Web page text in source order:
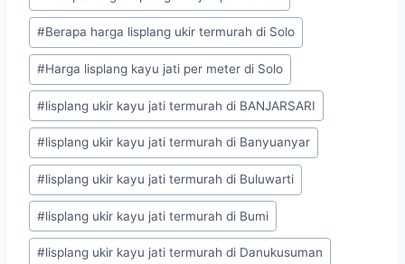
#Berapa harga lisplang ukir termurah di Solo
#Harga lisplang kayu jati per meter di Solo
#lisplang ukir kayu jati termurah di BANJARSARI
#lisplang ukir kayu jati termurah di Banyuanyar
#lisplang ukir kayu jati termurah di Buluwarti
#lisplang ukir kayu jati termurah di Bumi
#lisplang ukir kayu jati termurah di Danukusuman